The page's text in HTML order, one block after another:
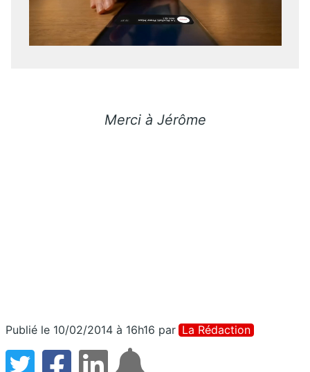
Merci à Jérôme
Publié le 10/02/2014 à 16h16 par La Rédaction